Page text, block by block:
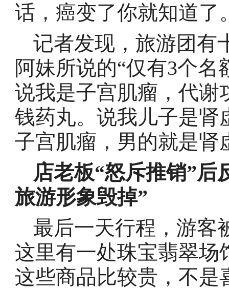
话，癌变了你就知道了
记者发现，旅游团有
阿妹所说的“仅有3个名
说我是子宫肌瘤，代谢
钱药丸。说我儿子是肾
子宫肌瘤，男的就是肾
店老板“怒斥推销”后
旅游形象毁掉”
最后一天行程，游客
这里有一处珠宝翡翠场
这些商品比较贵，不是